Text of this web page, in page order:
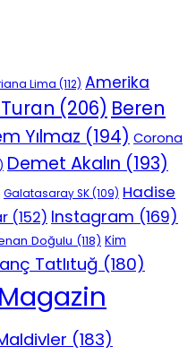
Lima (112) Amerika
(206) Beren
Yılmaz (194) Corona
Demet Akalın (193)
Galatasaray SK(109) Hadise
(152) Instagram (169)
Doğulu (118) Kim
Tatlıtuğ (180)
Magazin
(183)